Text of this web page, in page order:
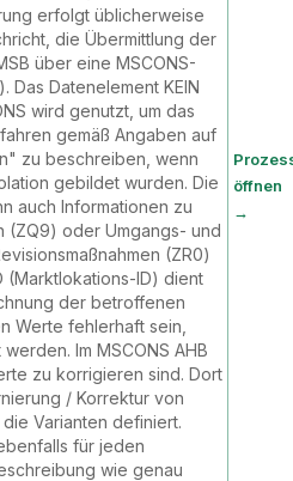
erfolgt üblicherweise
die Übermittlung der
über eine MSCONS-
Das Datenelement KEIN
wird genutzt, um das
gemäß Angaben auf
zu beschreiben, wenn
gebildet wurden. Die
auch Informationen zu
(ZQ9) oder Umgangs- und
(ZR0)
(Marktlokations-ID) dient
der betroffenen
Werte fehlerhaft sein,
Im MSCONS AHB
zu korrigieren sind. Dort
/ Korrektur von
die Varianten definiert.
für jeden
wie genau
öffnen
→